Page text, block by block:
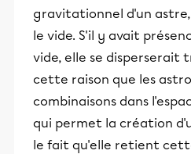
gravitationnel d'un astre,
le vide. S'il y avait
vide, elle se disperserait
cette raison que les
combinaisons dans
qui permet la création
le fait qu'elle retient